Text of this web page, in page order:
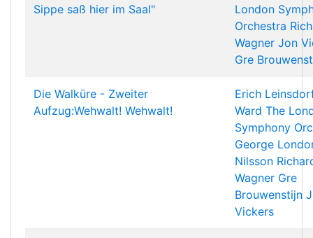
Sippe saß hier im Saal"
London
Orchestra
Wagner Jon
Gre
Die Walküre - Zweiter
Aufzug:Wehwalt! Wehwalt!
Erich
Ward The
Symphony
George
Nilsson
Wagner Gre
Brouwenstijn
Vickers